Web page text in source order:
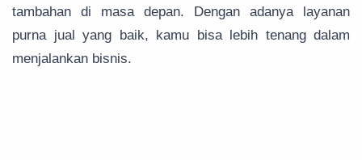
tambahan di masa depan. Dengan adanya layanan
purna jual yang baik, kamu bisa lebih tenang dalam
menjalankan bisnis.